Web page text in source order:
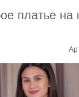
платье на